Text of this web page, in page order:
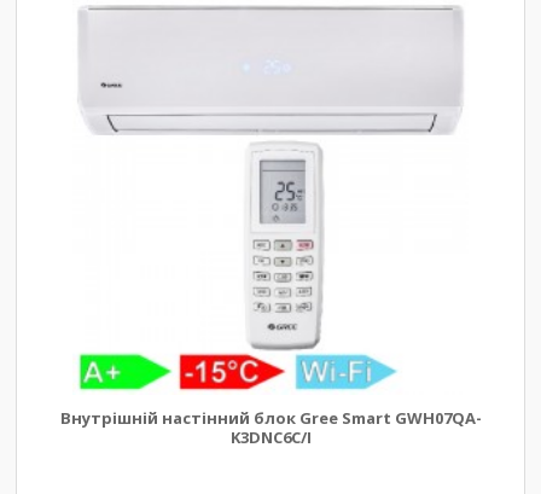
Внутрішній настінний блок Gree Smart GWH07QA-
K3DNC6C/I